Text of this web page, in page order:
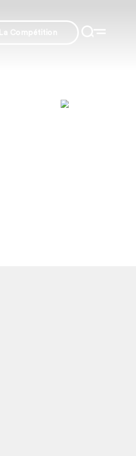
La Compétition